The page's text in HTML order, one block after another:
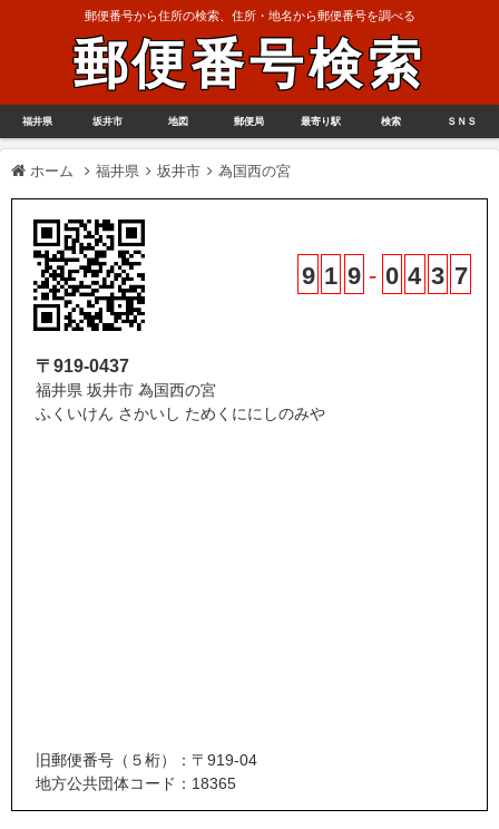
郵便番号から住所の検索、住所・地名から郵便番号を調べる
郵便番号検索
福井県 坂井市 地図 郵便局 最寄り駅 検索 ＳＮＳ
ホーム 福井県 坂井市 為国西の宮
9 1 9 - 0 4 3 7
〒919-0437
福井県 坂井市 為国西の宮
ふくいけん さかいし ためくににしのみや
旧郵便番号（５桁）：〒919-04
地方公共団体コード：18365